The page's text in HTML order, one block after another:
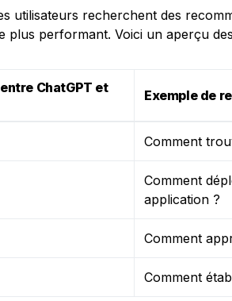
utilisateurs recherchent des
plus performant. Voici un aperçu
ChatGPT et
Exemple de
Comment
Comment
application ?
Comment
Comment